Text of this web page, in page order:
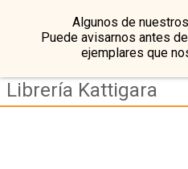
Algunos de
Puede avisarnos antes
ejemplares que
Librería Kattigara